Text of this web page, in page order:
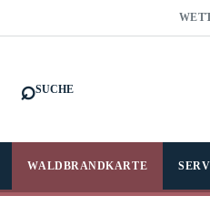
⌕SUCHE
WALDBRANDKARTE